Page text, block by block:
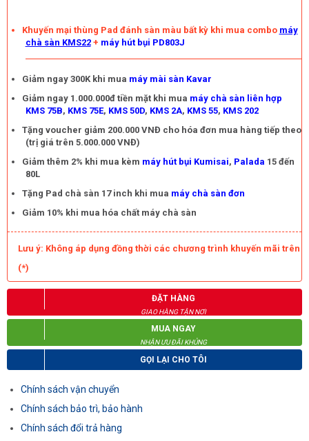
Khuyến mại thùng Pad đánh sàn màu bất kỳ khi mua combo máy
chà sàn KMS22+ máy hút bụi PD803J
Giảm ngay 300K khi mua máy mài sàn Kavar
Giảm ngay 1.000.000đ tiền mặt khi mua máy chà sàn liên hợp
KMS 75B, KMS 75E, KMS 50D, KMS 2A, KMS 55, KMS 202
Tặng voucher giảm 200.000 VNĐ cho hóa đơn mua hàng tiếp theo
(trị giá trên 5.000.000 VNĐ)
Giảm thêm 2% khi mua kèm máy hút bụi Kumisai, Palada 15 đến
80L
Tặng Pad chà sàn 17 inch khi mua máy chà sàn đơn
Giảm 10% khi mua hóa chất máy chà sàn
Lưu ý: Không áp dụng đồng thời các chương trình khuyến mãi trên
(*)
ĐẶT HÀNG
GIAO HÀNG TẬN NƠI
MUA NGAY
NHẬN ƯU ĐÃI KHỦNG
GỌI LẠI CHO TÔI
Chính sách vận chuyển
Chính sách bảo trì, bảo hành
Chính sách đổi trả hàng